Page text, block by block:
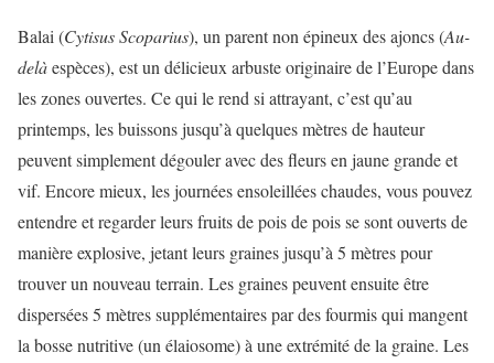
Balai (Cytisus Scoparius), un parent non épineux des ajoncs (Au-
delàespèces), est un délicieux arbuste originaire de l’Europe dans
les zones ouvertes. Ce qui le rend si attrayant, c’est qu’au
printemps, les buissons jusqu’à quelques mètres de hauteur
peuvent simplement dégouler avec des fleurs en jaune grande et
vif. Encore mieux, les journées ensoleillées chaudes, vous pouvez
entendre et regarder leurs fruits de pois de pois se sont ouverts de
manière explosive, jetant leurs graines jusqu’à 5 mètres pour
trouver un nouveau terrain. Les graines peuvent ensuite être
dispersées 5 mètres supplémentaires par des fourmis qui mangent
la bosse nutritive (un élaiosome) à une extrémité de la graine. Les